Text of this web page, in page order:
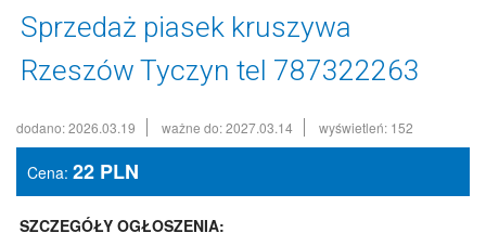
Sprzedaż piasek kruszywa
Rzeszów Tyczyn tel 787322263
dodano: 2026.03.19 ważne do: 2027.03.14 wyświetleń: 152
Cena: 22 PLN
SZCZEGÓŁY OGŁOSZENIA: